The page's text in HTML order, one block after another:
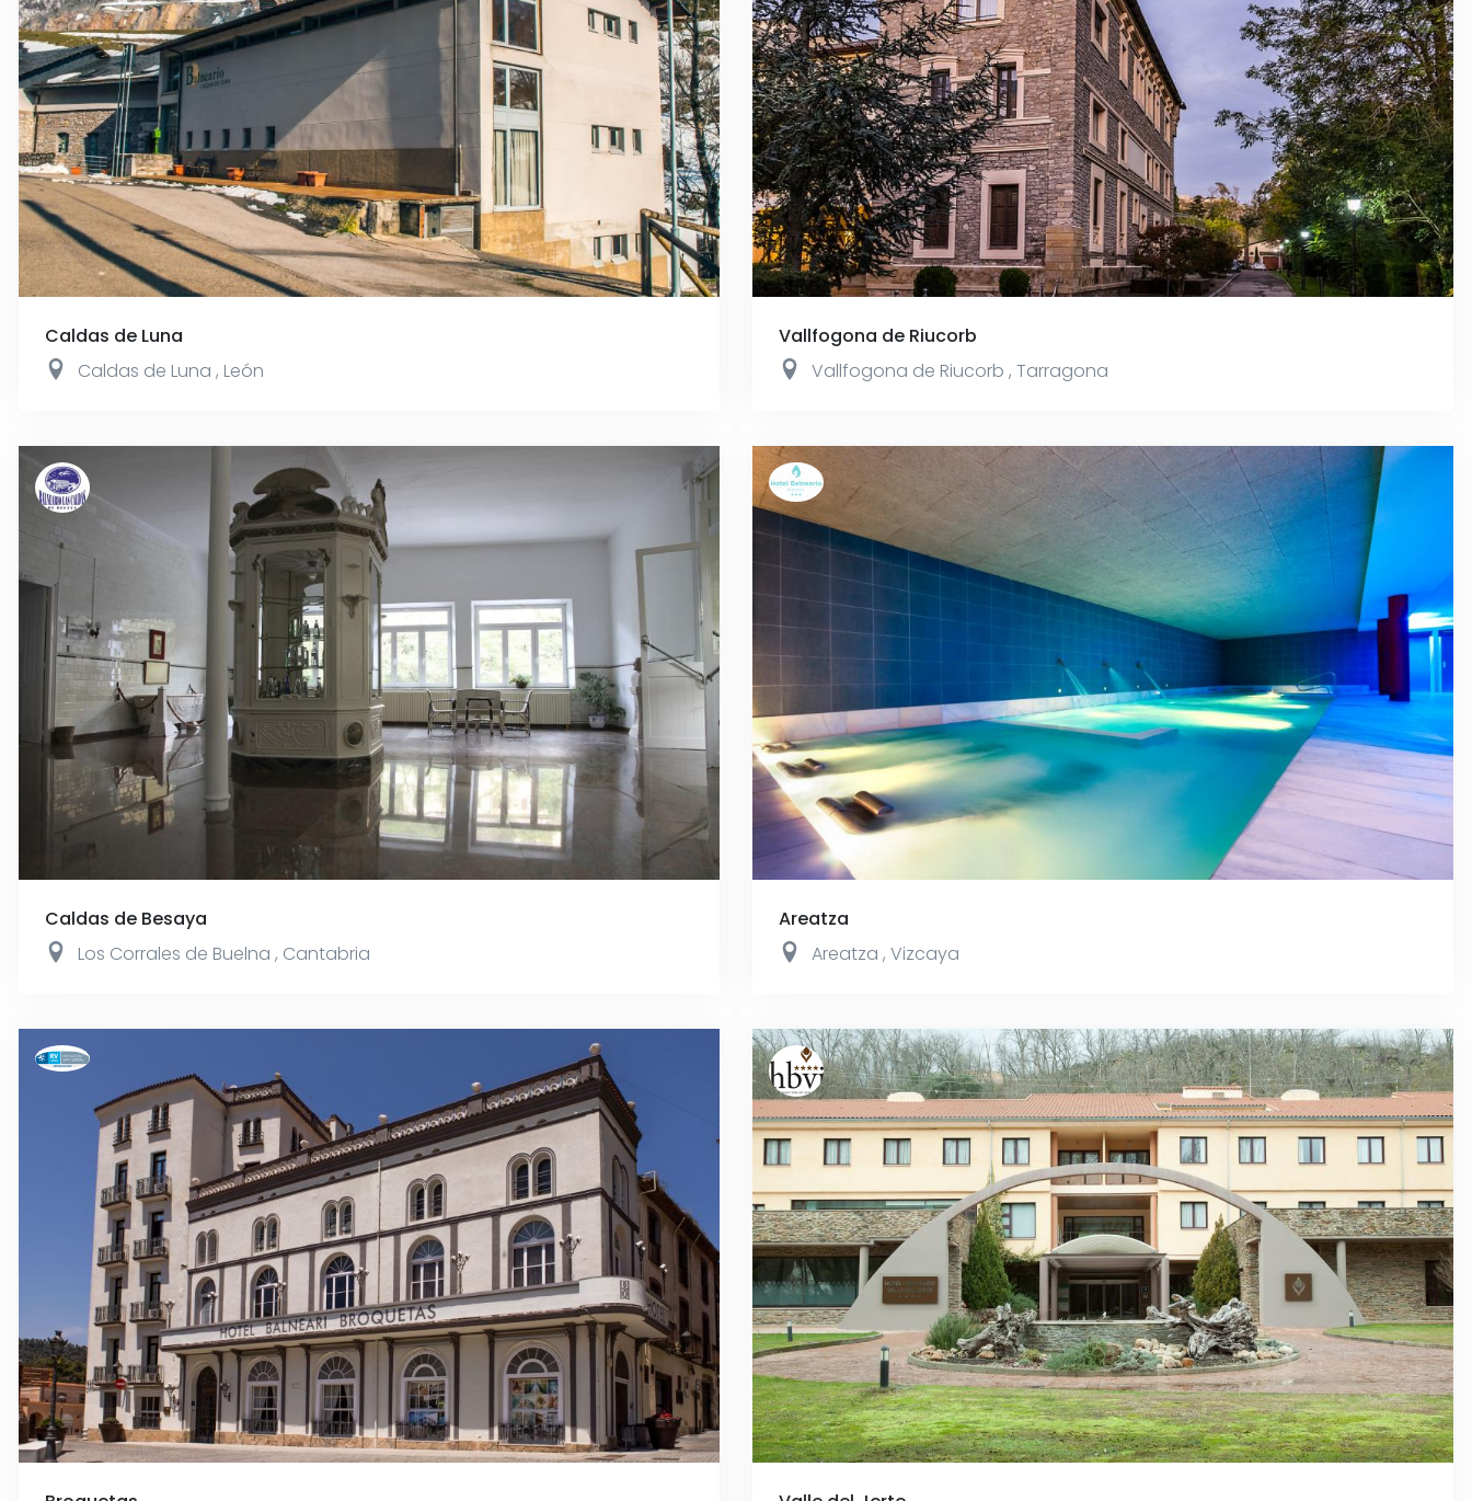
Caldas de Luna
Caldas de Luna , León
Vallfogona de Riucorb
Vallfogona de Riucorb , Tarragona
Caldas de Besaya
Los Corrales de Buelna , Cantabria
Areatza
Areatza , Vizcaya